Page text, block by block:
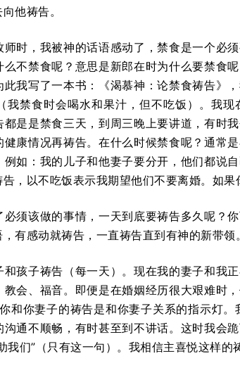
他祷告。
时，我被神的话语感动了，禁食是一个必
不禁食呢？意思是新郎在时为什么要禁食
我写了一本书：《渴慕神：论禁食祷告》
我禁食时会喝水和果汁，但不吃饭）。我
是是禁食三天，到周三晚上要讲道，有时
康情况再祷告。在什么时候禁食呢？通常
如：我的儿子和他妻子要分开，他们都说
，以不吃饭表示我期望他们不要离婚。如果
须该做的事情，一天到底要祷告多久呢？
有感动就祷告，一直祷告直到有神的新带领。
孩子祷告（每一天）。现在我的妻子和我
会、福音。即便是在婚姻经历很大艰难时
和你妻子的祷告是和你妻子关系的指示灯
通不顺畅，有时甚至到不讲话。这时我会
们”（只有这一句）。我相信主喜悦这样的